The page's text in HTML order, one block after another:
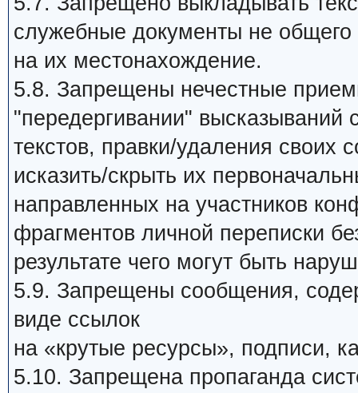
служебные документы не
на их местонахождение.
5.8. Запрещены нечестные
"передергивании"
текстов, правки/удаления
исказить/скрыть их
направленных на участников
фрагментов личной переписки
результате чего могут быть
5.9. Запрещены сообщения,
виде ссылок
на «крутые ресурсы», подписи,
5.10. Запрещена пропаганда